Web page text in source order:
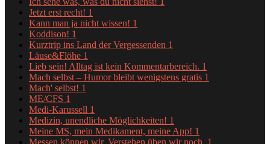
Jetzt erst recht! 1
Kann man ja nicht wissen! 1
Koddison! 1
Kurztrip ins Land der Vergessenden 1
Läuse&Flöhe 1
Lieb sein! Alltag ist kein Kommentarbereich. 1
Mach selbst – Humor bleibt wenigstens gratis 1
Mach' selbst! 1
ME/CFS 1
Medi-Karussell 1
Medizin, unendliche Möglichkeiten! 1
Meine MS, mein Medikament, meine App! 1